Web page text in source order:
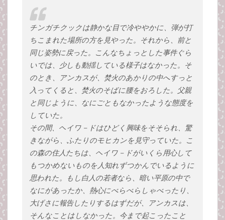
チンガチクックは静かな目で冷ややかに、弾が打
ちこまれた場所の方を見やった。それから、前と
同じ姿勢に戻った。こんなちょっとした事件ぐら
いでは、少しも動揺している様子はなかった。そ
のとき、アンカスが、焚火のあかりの中へすっと
入ってくると、焚火のそばに腰をおろした。父親
と同じように、なにごともなかったような態度を
していた。
その間、ヘイワ－ドはひどく興味をそそられ、驚
きながら、ふたりのモヒカンを見守っていた。こ
の森の住人たちは、ヘイワ－ドがいくら用心して
もつかめないものを人知れずつかんでいるように
思われた。もし白人の若者なら、暗い平原の中で
なにがあったか、熱心にべらべらしゃべったり、
大げさに報告したりするはずだが、アンカスは、
そんなことはしなかった。今まで起こったこと